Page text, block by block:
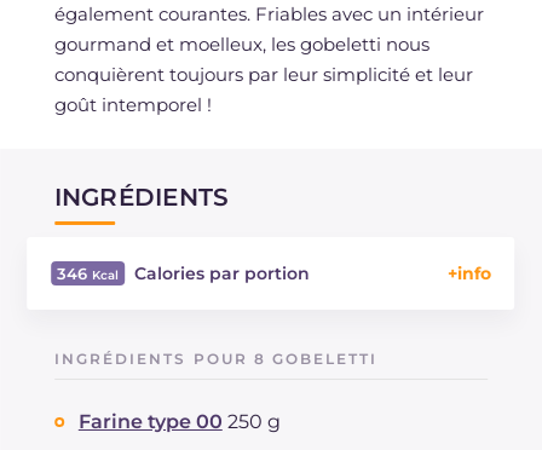
également courantes. Friables avec un intérieur
gourmand et moelleux, les gobeletti nous
conquièrent toujours par leur simplicité et leur
goût intemporel !
INGRÉDIENTS
346 Calories par portion
Graisses
INGRÉDIENTS POUR 8 GOBELETTI
Farine type 00 250 g